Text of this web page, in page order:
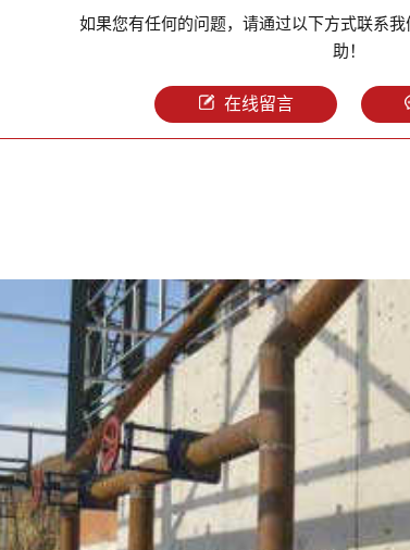
如果您有任何的问题，请通过以下方式联系
助！
在线留言